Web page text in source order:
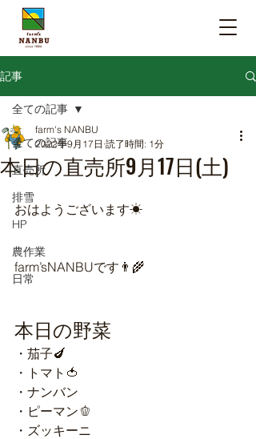
記事
全ての記事
直売所
排雪
HP
農作業
日常
全ての記事
本日の直売所9月17日(土)
farm's NANBU
2022年9月17日 読了時間: 1分
おはようございます☀
farm’sNANBUです👨‍🌾
本日の野菜
・茄子🍆
・トマト🍅
・ナンバン
・ピーマン🫑
・ズッキーニ